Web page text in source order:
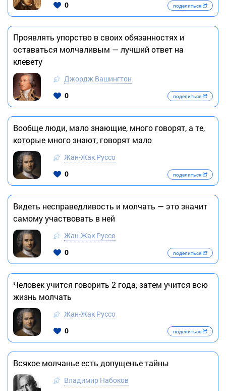
0
поделиться
Проявлять упорство в своих обязанностях и
оставаться молчаливым — лучший ответ на
клевету
Джордж Вашингтон
0
поделиться
Вообще люди, мало знающие, много говорят, а те,
которые много знают, говорят мало
Жан-Жак Руссо
0
поделиться
Видеть несправедливость и молчать — это значит
самому участвовать в ней
Жан-Жак Руссо
0
поделиться
Человек учится говорить 2 года, затем учится всю
жизнь молчать
Жан-Жак Руссо
0
поделиться
Всякое молчанье есть допущенье тайны
Владимир Набоков